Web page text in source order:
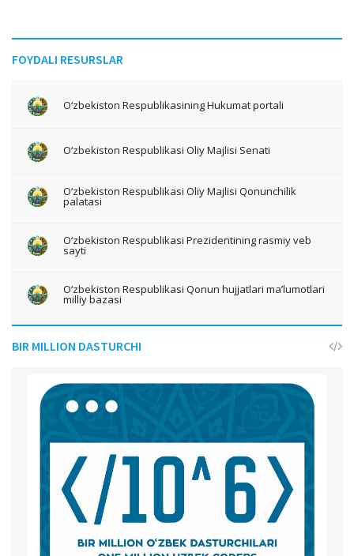
FOYDALI RESURSLAR
O‘zbekiston Respublikasining Hukumat portali
O‘zbekiston Respublikasi Oliy Majlisi Senati
O‘zbekiston Respublikasi Oliy Majlisi Qonunchilik
palatasi
O‘zbekiston Respublikasi Prezidentining rasmiy veb
sayti
O‘zbekiston Respublikasi Qonun hujjatlari ma’lumotlari
milliy bazasi
BIR MILLION DASTURCHI